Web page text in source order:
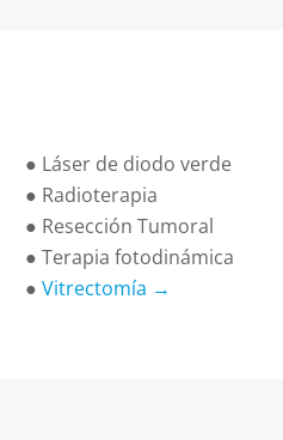
● Láser de diodo verde
● Radioterapia
● Resección Tumoral
● Terapia fotodinámica
● Vitrectomía →